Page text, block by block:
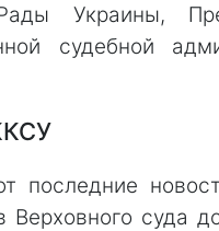
Украины,
судебной
последние
Верховного суда